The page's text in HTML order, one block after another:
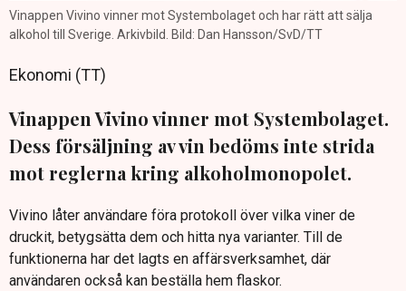
Vinappen Vivino vinner mot Systembolaget och har rätt att sälja
alkohol till Sverige. Arkivbild. Bild: Dan Hansson/SvD/TT
Ekonomi (TT)
Vinappen Vivino vinner mot Systembolaget.
Dess försäljning av vin bedöms inte strida
mot reglerna kring alkoholmonopolet.
Vivino låter användare föra protokoll över vilka viner de
druckit, betygsätta dem och hitta nya varianter. Till de
funktionerna har det lagts en affärsverksamhet, där
användaren också kan beställa hem flaskor.